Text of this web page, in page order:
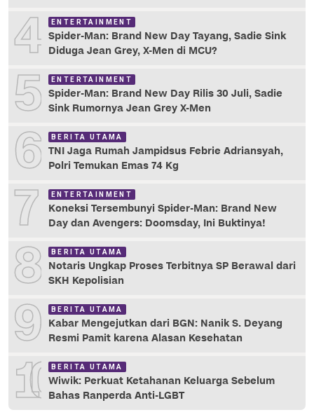
4 ENTERTAINMENT
Spider-Man: Brand New Day Tayang, Sadie Sink
Diduga Jean Grey, X-Men di MCU?
5 ENTERTAINMENT
Spider-Man: Brand New Day Rilis 30 Juli, Sadie
Sink Rumornya Jean Grey X-Men
6 BERITA UTAMA
TNI Jaga Rumah Jampidsus Febrie Adriansyah,
Polri Temukan Emas 74 Kg
7 ENTERTAINMENT
Koneksi Tersembunyi Spider-Man: Brand New
Day dan Avengers: Doomsday, Ini Buktinya!
8 BERITA UTAMA
Notaris Ungkap Proses Terbitnya SP Berawal dari
SKH Kepolisian
9 BERITA UTAMA
Kabar Mengejutkan dari BGN: Nanik S. Deyang
Resmi Pamit karena Alasan Kesehatan
10 BERITA UTAMA
Wiwik: Perkuat Ketahanan Keluarga Sebelum
Bahas Ranperda Anti-LGBT